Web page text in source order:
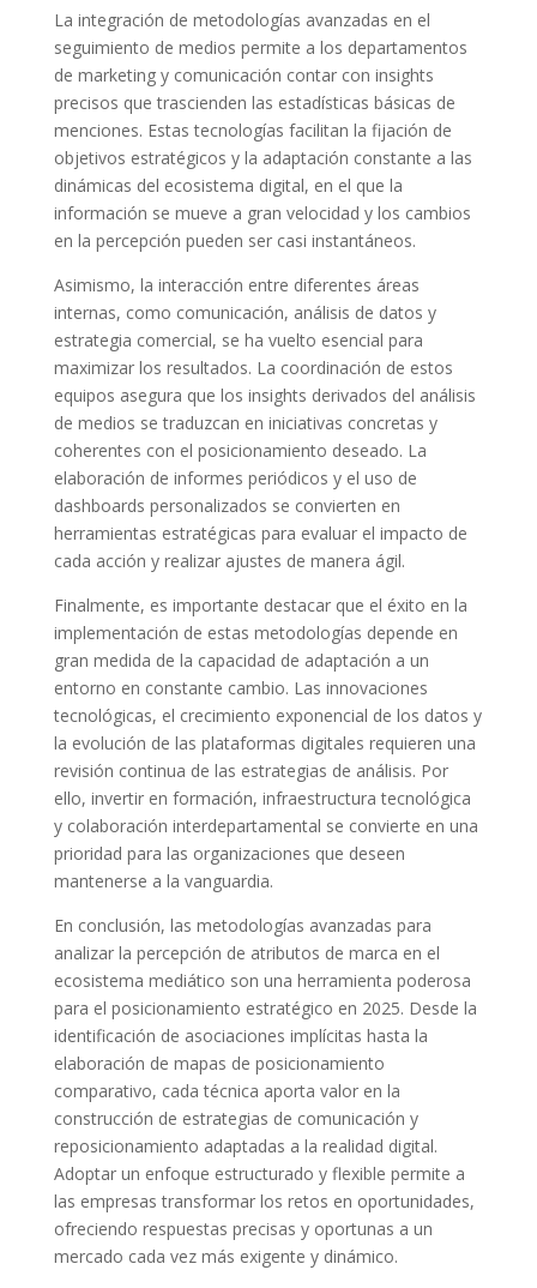
La integración de metodologías avanzadas en el
seguimiento de medios permite a los departamentos
de marketing y comunicación contar con insights
precisos que trascienden las estadísticas básicas de
menciones. Estas tecnologías facilitan la fijación de
objetivos estratégicos y la adaptación constante a las
dinámicas del ecosistema digital, en el que la
información se mueve a gran velocidad y los cambios
en la percepción pueden ser casi instantáneos.
Asimismo, la interacción entre diferentes áreas
internas, como comunicación, análisis de datos y
estrategia comercial, se ha vuelto esencial para
maximizar los resultados. La coordinación de estos
equipos asegura que los insights derivados del análisis
de medios se traduzcan en iniciativas concretas y
coherentes con el posicionamiento deseado. La
elaboración de informes periódicos y el uso de
dashboards personalizados se convierten en
herramientas estratégicas para evaluar el impacto de
cada acción y realizar ajustes de manera ágil.
Finalmente, es importante destacar que el éxito en la
implementación de estas metodologías depende en
gran medida de la capacidad de adaptación a un
entorno en constante cambio. Las innovaciones
tecnológicas, el crecimiento exponencial de los datos y
la evolución de las plataformas digitales requieren una
revisión continua de las estrategias de análisis. Por
ello, invertir en formación, infraestructura tecnológica
y colaboración interdepartamental se convierte en una
prioridad para las organizaciones que deseen
mantenerse a la vanguardia.
En conclusión, las metodologías avanzadas para
analizar la percepción de atributos de marca en el
ecosistema mediático son una herramienta poderosa
para el posicionamiento estratégico en 2025. Desde la
identificación de asociaciones implícitas hasta la
elaboración de mapas de posicionamiento
comparativo, cada técnica aporta valor en la
construcción de estrategias de comunicación y
reposicionamiento adaptadas a la realidad digital.
Adoptar un enfoque estructurado y flexible permite a
las empresas transformar los retos en oportunidades,
ofreciendo respuestas precisas y oportunas a un
mercado cada vez más exigente y dinámico.